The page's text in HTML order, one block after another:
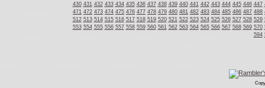
430 431 432 433 434 435 436 437 438 439 440 441 442 443 444 445 446 447
471 472 473 474 475 476 477 478 479 480 481 482 483 484 485 486 487 488
512 513 514 515 516 517 518 519 520 521 522 523 524 525 526 527 528 529
553 554 555 556 557 558 559 560 561 562 563 564 565 566 567 568 569 570
594